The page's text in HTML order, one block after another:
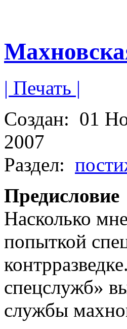
| Печать |
Создан: 01
2007
Раздел:
Предисловие
Насколько
попыткой
спецслужб»
службы